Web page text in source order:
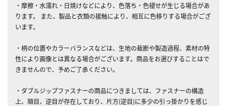
・摩擦・水濡れ・日焼けなどにより、色落ち・色褪せが生じる場合があ
ります。 また、製品と衣類の接触により、相互に色移りする場合がござ
います。
・柄の位置やカラーバランスなどは、生地の裁断や製造過程、素材の特
性により画像とは異なる場合がございます。商品をお選びすることはで
きませんので、予めご了承ください。
・ダブルジップファスナーの商品につきましては、ファスナーの構造
上、順目、逆目が存在しており、片方(逆目)に多少の引っ掛かりを感じ